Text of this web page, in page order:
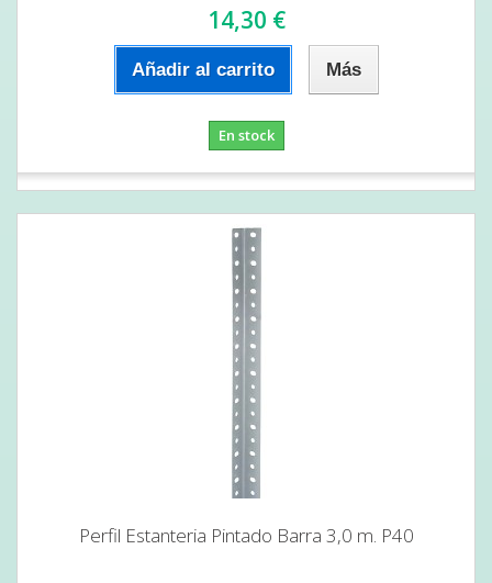
14,30 €
Añadir al carrito Más
En stock
Perfil Estanteria Pintado Barra 3,0 m. P40